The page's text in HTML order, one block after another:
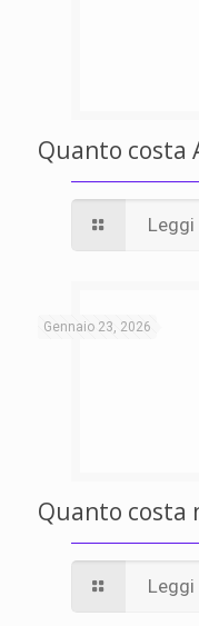
Quanto costa
Leggi
Gennaio 23, 2026
Quanto costa
Leggi